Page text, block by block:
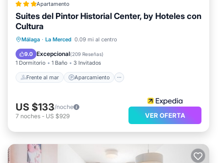
Apartamento
Suites del Pintor Historial Center, by Hoteles con
Cultura
Málaga · La Merced 0.09 mi al centro
9.0 Excepcional(209 Reseñas)
1 Dormitorio 1 Baño 3 Invitados
Frente al mar Aparcamiento
Frente al mar
Aparcamiento
Vista al mar
Balcón/Terraza
US $133/noche
7 noches - US $929 VER OFERTA